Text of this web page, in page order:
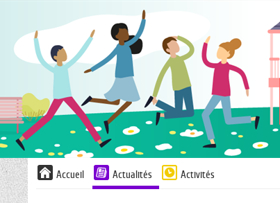
Liste
des
avertissements
Accueil Actualités Activités